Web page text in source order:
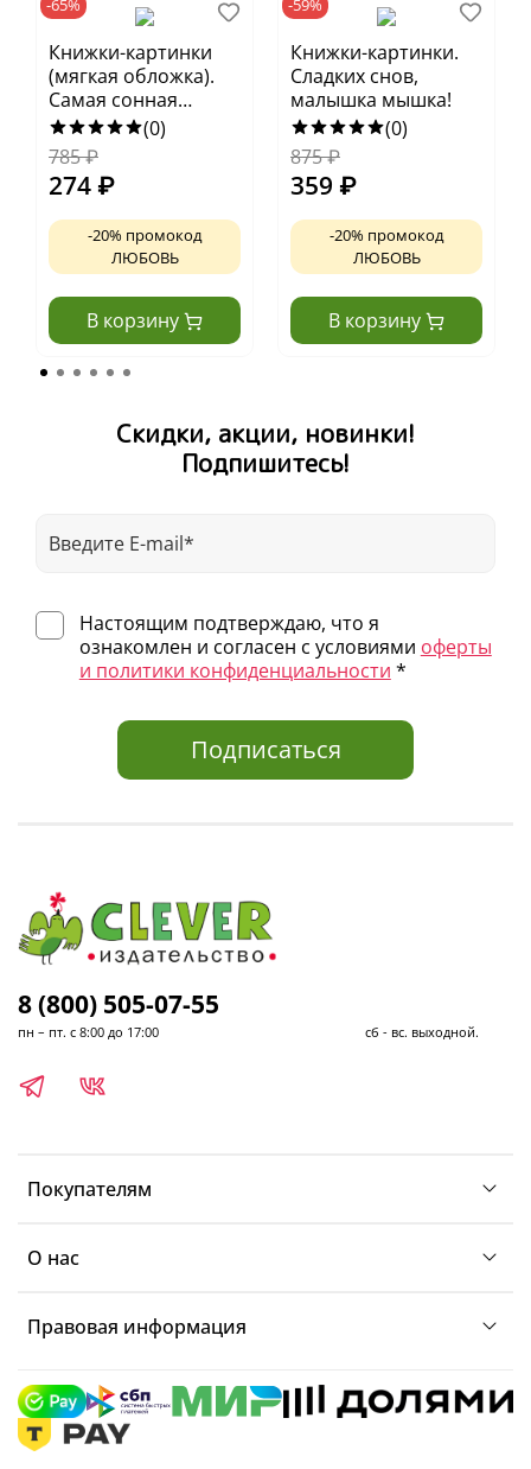
-65%
Книжки-картинки
(мягкая обложка).
Самая сонная
книжка
(0)
785₽
274 ₽
-20% промокод
ЛЮБОВЬ
В корзину
-59%
Книжки-картинки.
Сладких снов,
малышка мышка!
(0)
875₽
359 ₽
-20% промокод
ЛЮБОВЬ
В корзину
Скидки, акции, новинки!
Подпишитесь!
Настоящим подтверждаю, что я
ознакомлен и согласен с условиями оферты
и политики конфиденциальности *
Подписаться
Покупателям
О нас
Правовая информация
8 (800) 505-07-55
пн – пт. с 8:00 до 17:00 сб - вс. выходной.